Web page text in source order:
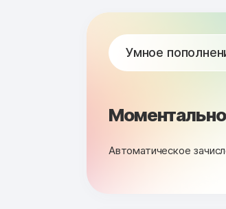
Умное
Автоматическое